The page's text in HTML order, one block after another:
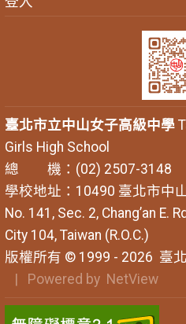
臺北市立中山女子高級中學
Girls High School
總 機：(02) 2507-3148
學校地址：10490 臺北市中
No. 141, Sec. 2, Chang’an E.
City 104, Taiwan (R.O.C.)
版權所有 © 1999 - 2026 臺
| Powered by NetView